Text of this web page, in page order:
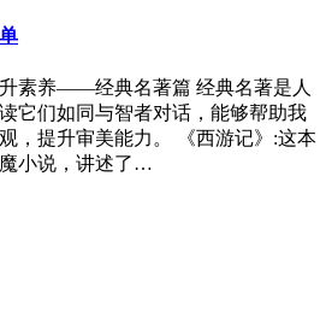
素养——经典名著篇 经典名著是人
它们如同与智者对话，能够帮助我
，提升审美能力。 《西游记》:这本
小说，讲述了…